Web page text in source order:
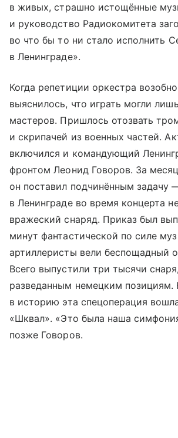
в живых, страшно истощённые
и руководство Радиокомитета
во что бы то ни стало исполнить
в Ленинграде».
Когда репетиции оркестра
выяснилось, что играть могли
мастеров. Пришлось отозвать
и скрипачей из военных частей.
включился и командующий
фронтом Леонид Говоров. За
он поставил подчинённым задачу
в Ленинграде во время концерта
вражеский снаряд. Приказ был
минут фантастической по силе
артиллеристы вели беспощадный
Всего выпустили три тысячи
разведанным немецким позициям.
в историю эта спецоперация
«Шквал». «Это была наша
позже Говоров.